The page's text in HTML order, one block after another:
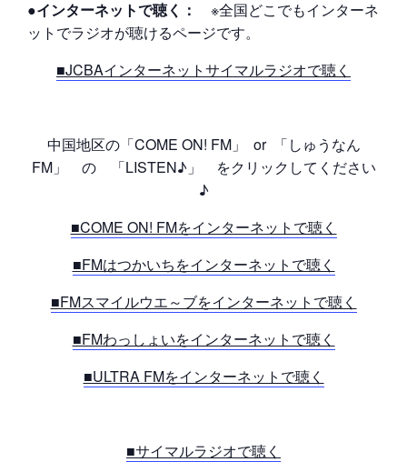
●インターネットで聴く：
※全国どこでもインターネ
ットでラジオが聴けるページです。
■JCBAインターネットサイマルラジオで聴く
中国地区の「COME ON! FM」 or 「しゅうなん
FM」 の 「LISTEN♪」 をクリックしてください
♪
■COME ON! FMをインターネットで聴く
■FMはつかいちをインターネットで聴く
■FMスマイルウエ～ブをインターネットで聴く
■FMわっしょいをインターネットで聴く
■ULTRA FMをインターネットで聴く
■サイマルラジオで聴く